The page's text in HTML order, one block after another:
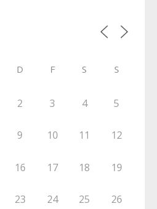
D F S S
2 3 4 5
9 10 11 12
16 17 18 19
23 24 25 26